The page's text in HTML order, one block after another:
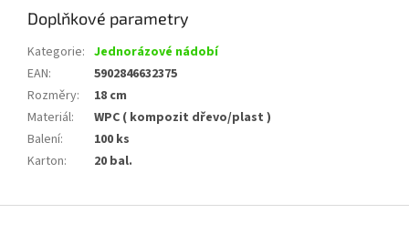
Doplňkové parametry
Kategorie: Jednorázové nádobí
EAN:
5902846632375
Rozměry:
18 cm
Materiál:
WPC ( kompozit dřevo/plast )
Balení:
100 ks
Karton: 20 bal.